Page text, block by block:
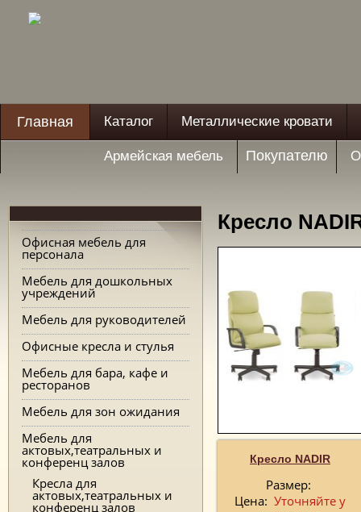
Главная Каталог Металлические кровати
Армейская мебель Покупателю
Офисная мебель для
персонала
Мебель для дошкольных
учреждений
Мебель для руководителей
Офисные кресла и стулья
Мебель для бара, кафе и
ресторанов
Мебель для зон ожидания
Мебель для
актовых,театральных и
конференц залов
Кресла для
актовых,театральных и
конференц залов
Кресло
Кресло NADIR
Размер:
Цена: Уточняйте у